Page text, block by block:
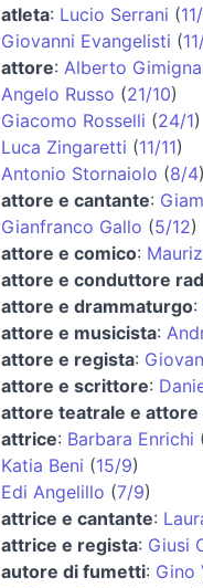
atleta: Lucio Serrani (
Giovanni Evangelisti (
attore: Alberto
Angelo Russo (21/10)
Giacomo Rosselli (24/1)
Luca Zingaretti (11/11)
Antonio Stornaiolo (8/4)
attore e cantante:
Gianfranco Gallo (5/12)
attore e comico:
attore e conduttore
attore e drammaturgo:
attore e musicista:
attore e regista:
attore e scrittore:
attore teatrale e
attrice: Barbara Enrichi
Katia Beni (15/9)
Edi Angelillo (7/9)
attrice e cantante:
attrice e regista: Giusi
autore di fumetti: Gino